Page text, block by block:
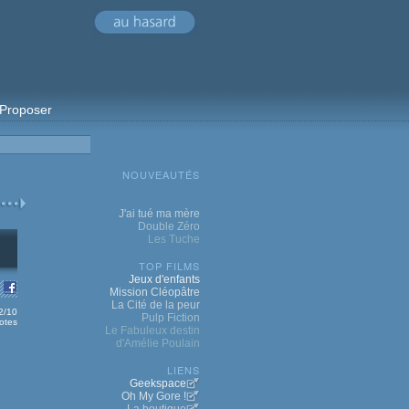
Proposer
10
NOUVEAUTÉS
J'ai tué ma mère
Double Zéro
Les Tuche
TOP FILMS
Jeux d'enfants
Mission Cléopâtre
La Cité de la peur
Pulp Fiction
Le Fabuleux destin
d'Amélie Poulain
LIENS
Geekspace
Oh My Gore !